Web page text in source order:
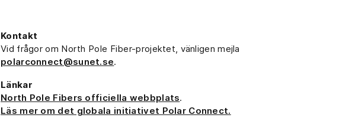
Kontakt
Vid frågor om North Pole Fiber-projektet, vänligen mejla
polarconnect@sunet.se.
Länkar
North Pole Fibers officiella webbplats.
Läs mer om det globala initiativet Polar Connect.